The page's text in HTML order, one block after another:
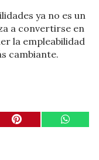
ya no es un
a convertirse en
la empleabilidad
cambiante.